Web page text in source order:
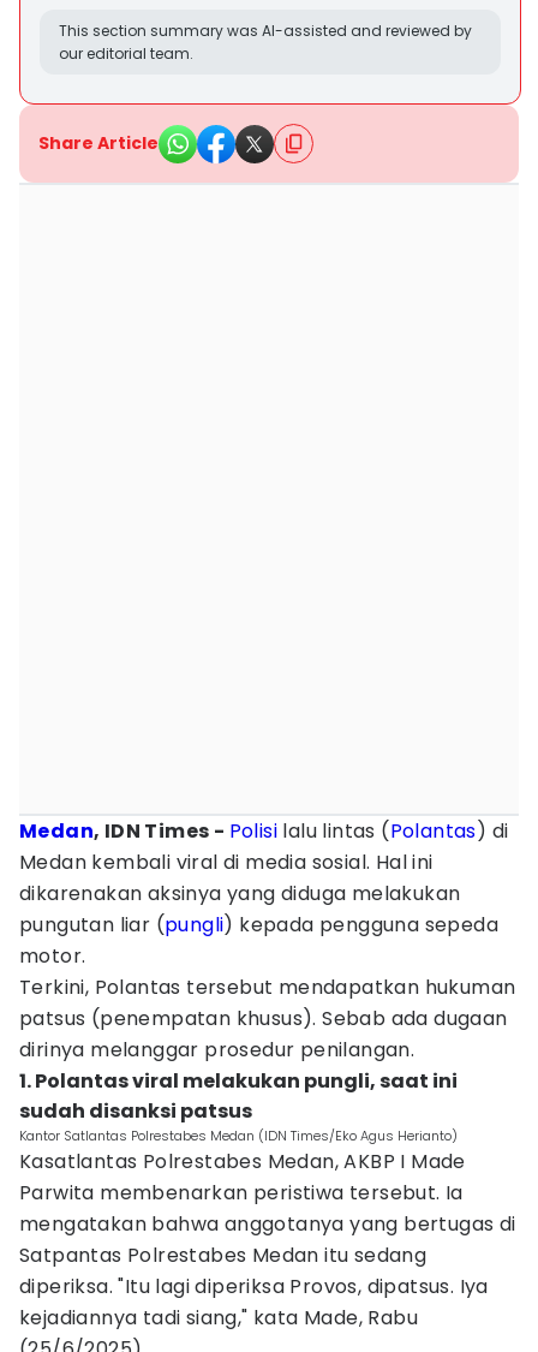
This section summary was AI-assisted and reviewed by
our editorial team.
Share Article
Medan, IDN Times - Polisi lalu lintas (Polantas) di
Medan kembali viral di media sosial. Hal ini
dikarenakan aksinya yang diduga melakukan
pungutan liar (pungli) kepada pengguna sepeda
motor.
Terkini, Polantas tersebut mendapatkan hukuman
patsus (penempatan khusus). Sebab ada dugaan
dirinya melanggar prosedur penilangan.
1. Polantas viral melakukan pungli, saat ini
sudah disanksi patsus
Kantor Satlantas Polrestabes Medan (IDN Times/Eko Agus Herianto)
Kasatlantas Polrestabes Medan, AKBP I Made
Parwita membenarkan peristiwa tersebut. Ia
mengatakan bahwa anggotanya yang bertugas di
Satpantas Polrestabes Medan itu sedang
diperiksa. "Itu lagi diperiksa Provos, dipatsus. Iya
kejadiannya tadi siang," kata Made, Rabu